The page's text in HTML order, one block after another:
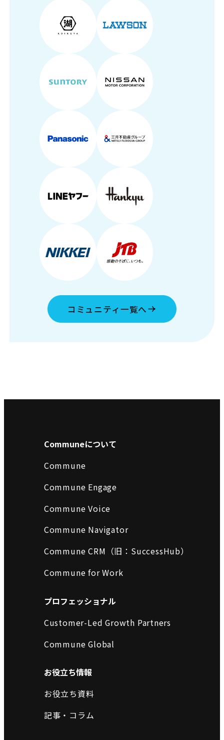
コミュニティ一覧へ
Communeについて
Commune
Commune Engage
Commune Voice
Commune Navigator
Commune CRM（旧：SuccessHub）
Commune for Work
プロフェッショナル
Customer-Led Growth Partners
Commune Global
お役立ち情報
お役立ち資料
記事・コラム